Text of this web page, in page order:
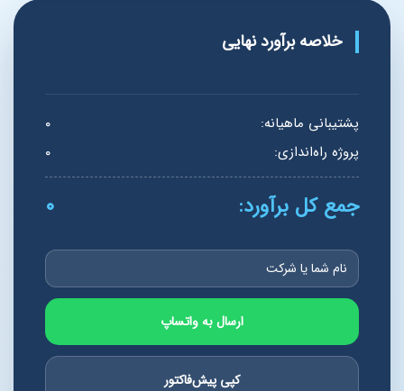
خلاصه برآورد نهایی
پشتیبانی ماهیانه:
۰
پروژه راه‌اندازی:
۰
جمع کل برآورد: ۰
ارسال به واتساپ
کپی پیش‌فاکتور